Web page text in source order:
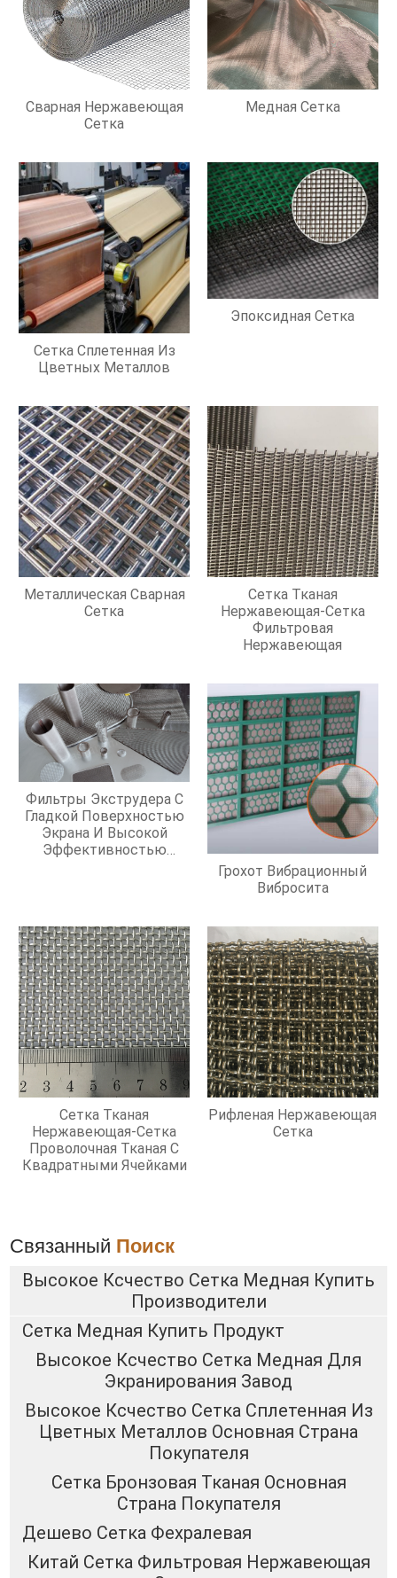
Сварная Нержавеющая
Сетка
Медная Сетка
Сетка Сплетенная Из
Цветных Металлов
Эпоксидная Сетка
Металлическая Сварная
Сетка
Сетка Тканая
Нержавеющая-Сетка
Фильтровая
Нержавеющая
Фильтры Экструдера С
Гладкой Поверхностью
Экрана И Высокой
Эффективностью
Грохот Вибрационный
Вибросита
Сетка Тканая
Нержавеющая-Сетка
Проволочная Тканая С
Квадратными Ячейками
Рифленая Нержавеющая
Сетка
Связанный Поиск
Высокое Ксчество Сетка Медная Купить
Производители
Сетка Медная Купить Продукт
Высокое Ксчество Сетка Медная Для
Экранирования Завод
Высокое Ксчество Сетка Сплетенная Из
Цветных Металлов Основная Страна
Покупателя
Сетка Бронзовая Тканая Основная
Страна Покупателя
Дешево Сетка Фехралевая
Китай Сетка Фильтровая Нержавеющая